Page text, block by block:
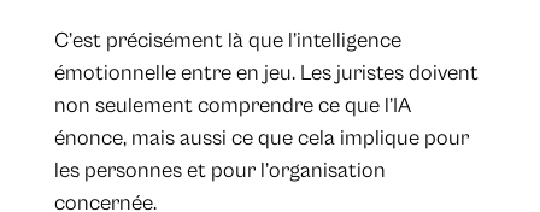
C’est précisément là que l’intelligence
émotionnelle entre en jeu. Les juristes doivent
non seulement comprendre ce que l’IA
énonce, mais aussi ce que cela implique pour
les personnes et pour l’organisation
concernée.